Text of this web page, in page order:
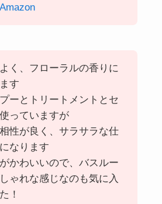
Amazon
く、フローラルの香りに
す
ーとトリートメントとセ
っていますが
性が良く、サラサラな仕
なります
かわいいので、バスルー
ゃれな感じなのも気に入
！